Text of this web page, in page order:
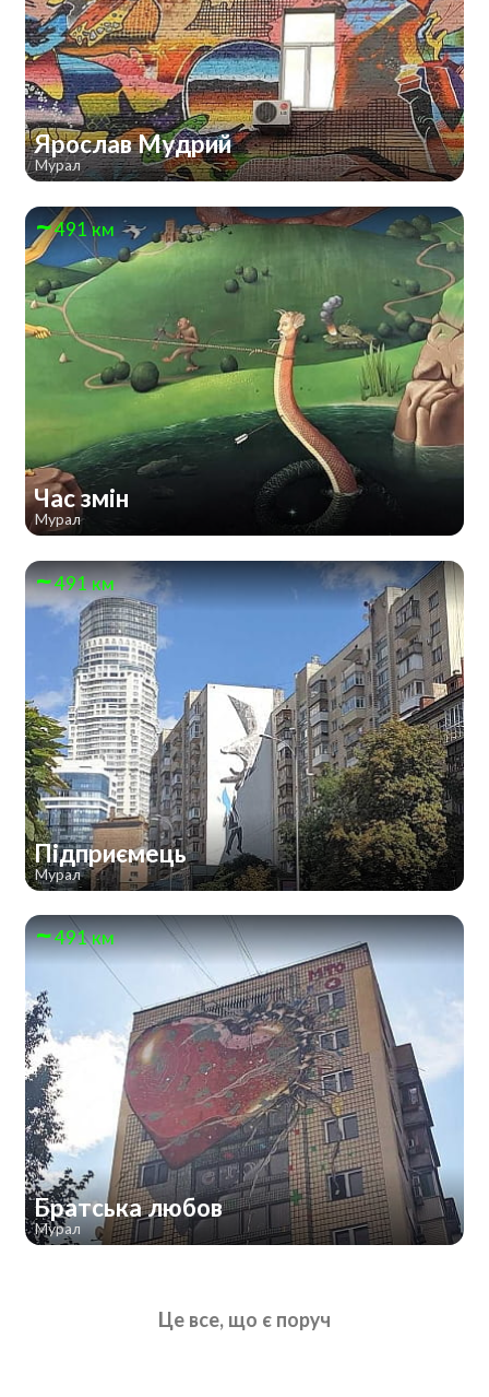
Ярослав Мудрий
Мурал
491 км
Час змін
Мурал
491 км
Підприємець
Мурал
491 км
Братська любов
Мурал
Це все, що є поруч